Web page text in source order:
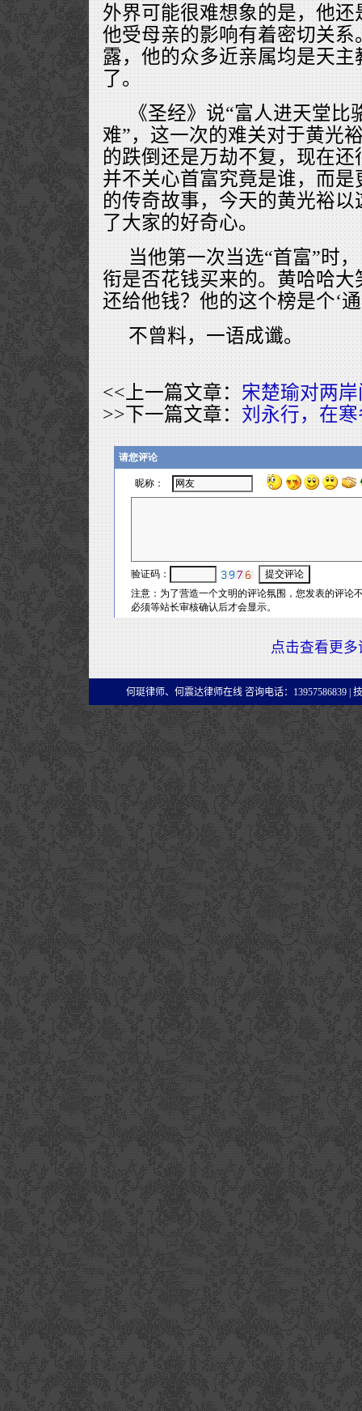
外界可能很难想象的是，他
他受母亲的影响有着密切关
露，他的众多近亲属均是天
了。
《圣经》说“富人进天堂比
难”，这一次的难关对于黄光
的跌倒还是万劫不复，现在
并不关心首富究竟是谁，而
的传奇故事，今天的黄光裕
了大家的好奇心。
当他第一次当选“首富”时
衔是否花钱买来的。黄哈哈大
还给他钱？他的这个榜是个‘
不曾料，一语成谶。
<<上一篇文章：宋楚瑜对两
>>下一篇文章：刘永行，在
点击查看更多
何珽律师、何震达律师在线 咨询电话：13957586839 |